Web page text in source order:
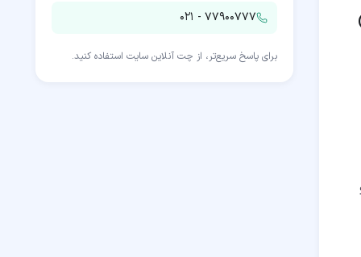
۰۲۱ - ۷۷۹۰۰۷۷۷
برای پاسخ سریع‌تر، از چت آنلاین سایت استفاده کنید.